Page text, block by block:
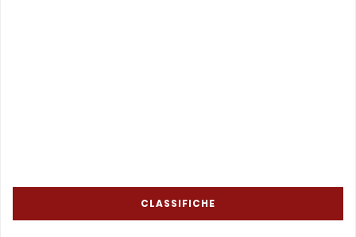
CLASSIFICHE